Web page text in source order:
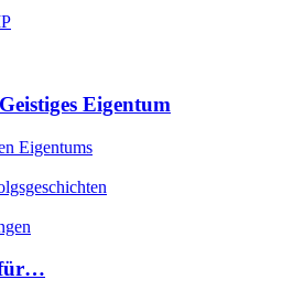
Eigentum
Eigentums
für…